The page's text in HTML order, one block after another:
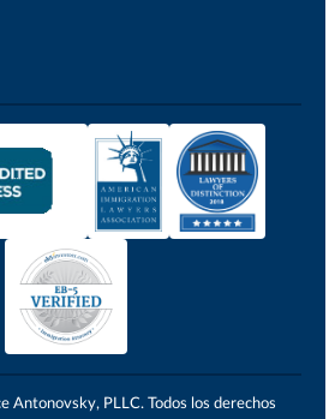
Antonovsky, PLLC. Todos los derechos